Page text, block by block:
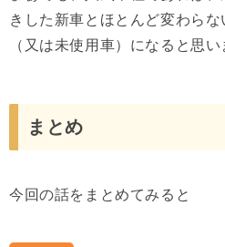
きした新車とほとんど変わら
（又は未使用車）になると思
まとめ
今回の話をまとめてみると